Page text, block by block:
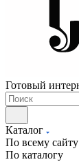
Готовый
Каталог
По всему сайту
По каталогу